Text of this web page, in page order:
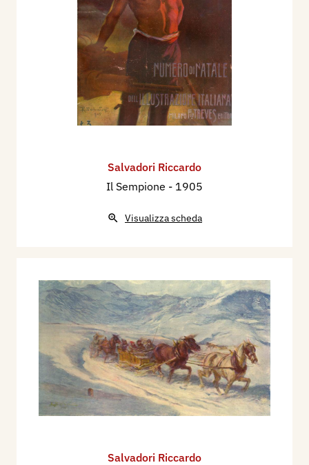
Salvadori Riccardo
Il Sempione - 1905
Visualizza scheda
Salvadori Riccardo